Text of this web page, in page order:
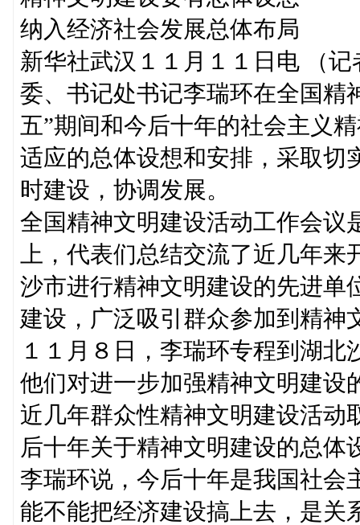
纳入经济社会发展总体布局
新华社武汉１１月１１日电 （
委、书记处书记李瑞环在全国精
五”期间和今后十年的社会主义
适应的总体设想和安排，采取切
时建设，协调发展。
全国精神文明建设活动工作会议
上，代表们总结交流了近几年
沙市进行精神文明建设的先进单
建设，广泛吸引群众参加到精神
１１月８日，李瑞环专程到湖
他们对进一步加强精神文明建设
近几年群众性精神文明建设活动
后十年关于精神文明建设的总体
李瑞环说，今后十年是我国社会
能不能把经济建设搞上去，是关